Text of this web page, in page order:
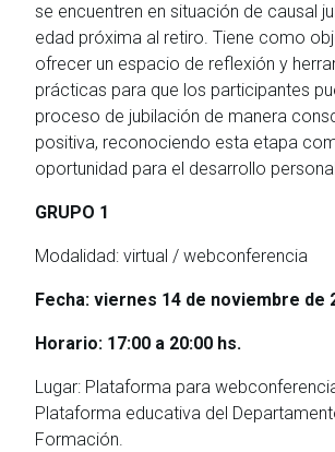
se encuentren en situación de causal
edad próxima al retiro. Tiene como
ofrecer un espacio de reflexión y
prácticas para que los participantes
proceso de jubilación de manera
positiva, reconociendo esta etapa
oportunidad para el desarrollo
GRUPO 1
Modalidad: virtual / webconferencia
Fecha: viernes 14 de noviembre de
Horario: 17:00 a 20:00 hs.
Lugar: Plataforma para
Plataforma educativa del
Formación.